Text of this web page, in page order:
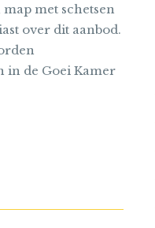
met schetsen
over dit aanbod.
in de Goei Kamer